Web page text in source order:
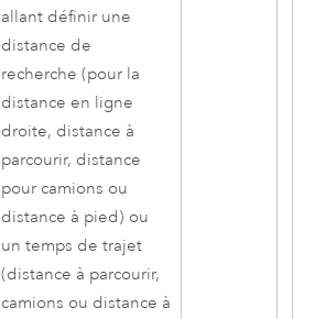
allant définir une
distance de
recherche (pour la
distance en ligne
droite, distance à
parcourir, distance
pour camions ou
distance à pied) ou
un temps de trajet
(distance à parcourir,
camions ou distance à